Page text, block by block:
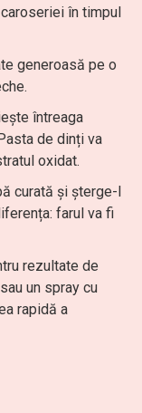
în timpul
generoasă pe o
întreaga
de dinți va
oxidat.
curată și șterge-l
farul va fi
rezultate de
un spray cu
rapidă a